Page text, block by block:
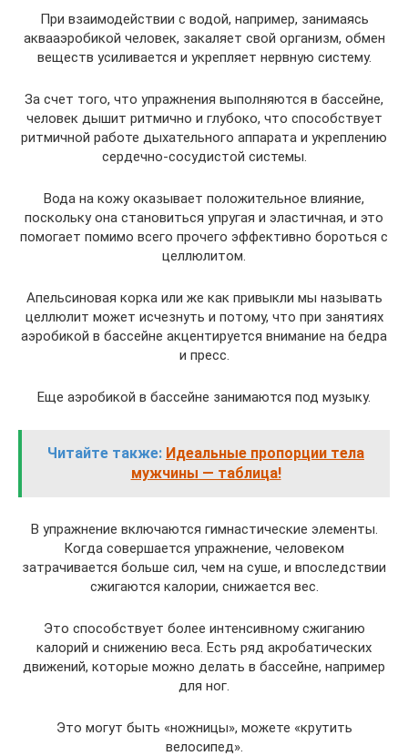
При взаимодействии с водой, например, занимаясь
аквааэробикой человек, закаляет свой организм, обмен
веществ усиливается и укрепляет нервную систему.
За счет того, что упражнения выполняются в бассейне,
человек дышит ритмично и глубоко, что способствует
ритмичной работе дыхательного аппарата и укреплению
сердечно-сосудистой системы.
Вода на кожу оказывает положительное влияние,
поскольку она становиться упругая и эластичная, и это
помогает помимо всего прочего эффективно бороться с
целлюлитом.
Апельсиновая корка или же как привыкли мы называть
целлюлит может исчезнуть и потому, что при занятиях
аэробикой в бассейне акцентируется внимание на бедра
и пресс.
Еще аэробикой в бассейне занимаются под музыку.
Читайте также: Идеальные пропорции тела
мужчины — таблица!
В упражнение включаются гимнастические элементы.
Когда совершается упражнение, человеком
затрачивается больше сил, чем на суше, и впоследствии
сжигаются калории, снижается вес.
Это способствует более интенсивному сжиганию
калорий и снижению веса. Есть ряд акробатических
движений, которые можно делать в бассейне, например
для ног.
Это могут быть «ножницы», можете «крутить
велосипед».